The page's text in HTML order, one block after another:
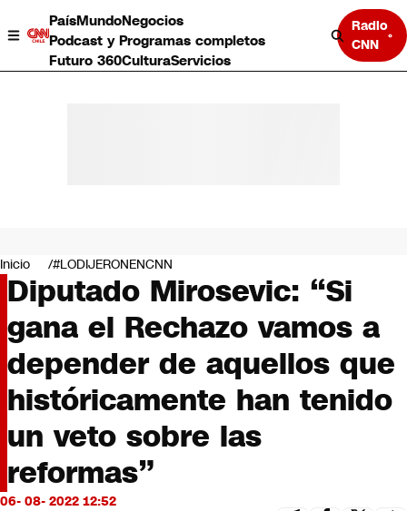
PaísMundoNegocios
Podcast y Programas completos
Futuro 360CulturaServicios
Radio
CNN
Negocios
Deportes
Programas completos
Cultura
Servicios
Bits
CNN Data
CNN tiempo
Opinión
Inicio #LODIJERONENCNN
Diputado Mirosevic: “Si
gana el Rechazo vamos a
depender de aquellos que
históricamente han tenido
un veto sobre las
reformas”
06- 08- 2022 12:52